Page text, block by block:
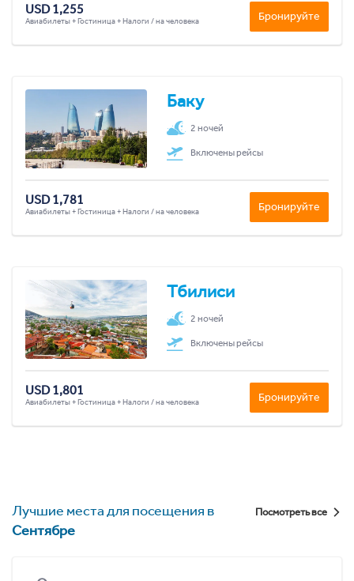
USD 1,255
Авиабилеты + Гостиница + Налоги / на человека Бронируйте
Баку
2 ночей
Включены рейсы
USD 1,781
Авиабилеты + Гостиница + Налоги / на человека Бронируйте
Тбилиси
2 ночей
Включены рейсы
USD 1,801
Авиабилеты + Гостиница + Налоги / на человека Бронируйте
Лучшие места для посещения в
Сентябре
Посмотреть все